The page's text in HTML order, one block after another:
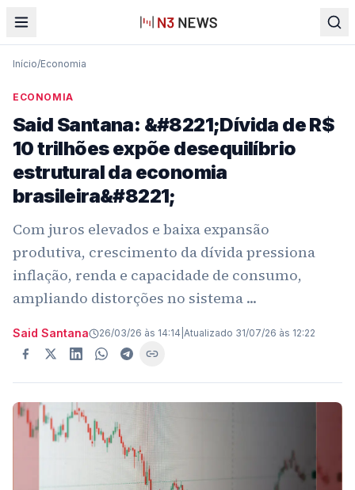
Início/Economia
ECONOMIA
Said Santana: &#8221;Dívida de R$
10 trilhões expõe desequilíbrio
estrutural da economia
brasileira&#8221;
Com juros elevados e baixa expansão
produtiva, crescimento da dívida pressiona
inflação, renda e capacidade de consumo,
ampliando distorções no sistema ...
Said Santana 26/03/26 às 14:14 Atualizado 31/07/26 às 12:22